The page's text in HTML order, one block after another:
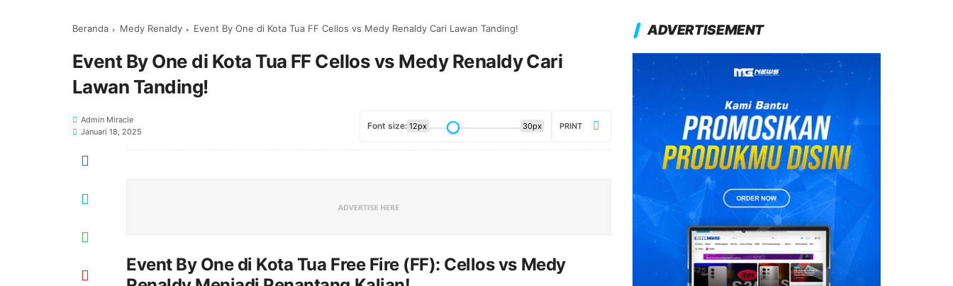
Beranda Medy Renaldy Event By One di Kota Tua FF Cellos vs Medy Renaldy Cari Lawan Tanding!
Event By One di Kota Tua FF Cellos vs Medy Renaldy Cari
Lawan Tanding!
Admin Miracle
Januari 18, 2025
Font size: 12px 30px PRINT
Event By One di Kota Tua Free Fire (FF): Cellos vs Medy
ADVERTISEMENT